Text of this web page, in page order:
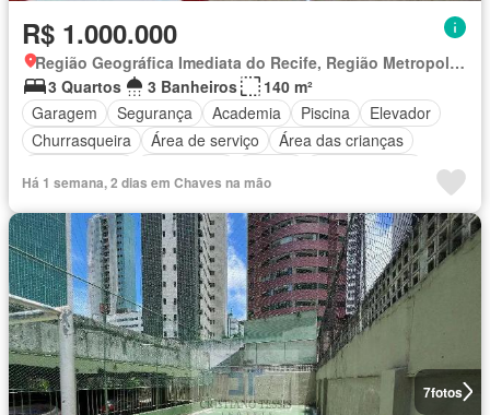
R$ 1.000.000
Região Geográfica Imediata do Recife, Região Metropolitana do Recife
3 Quartos
3 Banheiros
140 m²
Garagem
Segurança Academia Piscina
Elevador
Churrasqueira
Área de serviço
Área das crianças
Há 1 semana, 2 dias em Chaves na mão
7fotos